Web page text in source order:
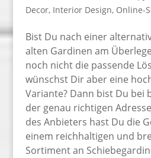
Decor, Interior Design, Online-
Bist Du nach einer
alten Gardinen am
noch nicht die passende
wünschst Dir aber eine
Variante? Dann bist Du bei
der genau richtigen
des Anbieters hast Du die
einem reichhaltigen und
Sortiment an